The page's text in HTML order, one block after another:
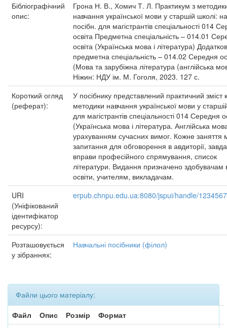
Бібліографічний
опис:
Грона Н. В., Хомич Т. Л. Практикум з
навчання української мови у старшій школі:
посібн. для магістрантів спеціальності 014
освіта Предметна спеціальність – 014.01
освіта (Українська мова і література)
предметна спеціальність – 014.02 Середня
(Мова та зарубіжна література (англійська
Ніжин: НДУ ім. М. Гоголя, 2023. 127 с.
Короткий огляд
(реферат):
У посібнику представлений практичний зміст
методики навчання української мови у
для магістрантів спеціальності 014 Середня
(Українська мова і література. Англійська
урахуванням сучасних вимог. Кожне заняття
запитання для обговорення в авдиторії,
вправи професійного спрямування, список
літератури. Видання призначено здобувачам
освіти, учителям, викладачам.
URI
(Уніфікований
ідентифікатор
ресурсу):
erpub.chnpu.edu.ua:8080/jspui/handle/
Розташовується
у зібраннях:
Навчальні посібники (філол)
Файли цього матеріалу:
Файл
Опис Розмір
Формат